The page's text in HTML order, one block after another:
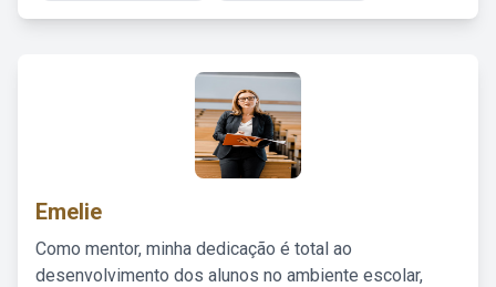
Emelie
Como mentor, minha dedicação é total ao
desenvolvimento dos alunos no ambiente escolar,